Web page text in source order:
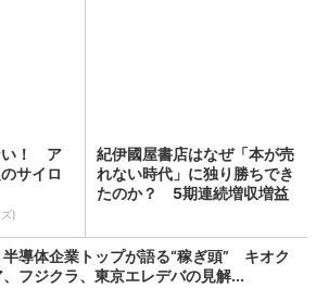
い！ ア
サイロ
)
紀伊國屋書店はなぜ「本が売
れない時代」に独り勝ちでき
たのか？ 5期連続増収増益
導体企業トップが語る“稼ぎ頭” キオク
、フジクラ、東京エレデバの見解...